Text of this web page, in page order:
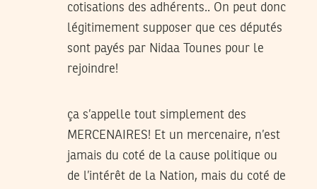
cotisations des adhérents.. On peut donc
légitimement supposer que ces députés
sont payés par Nidaa Tounes pour le
rejoindre!
ça s’appelle tout simplement des
MERCENAIRES! Et un mercenaire, n’est
jamais du coté de la cause politique ou
de l’intérêt de la Nation, mais du coté de